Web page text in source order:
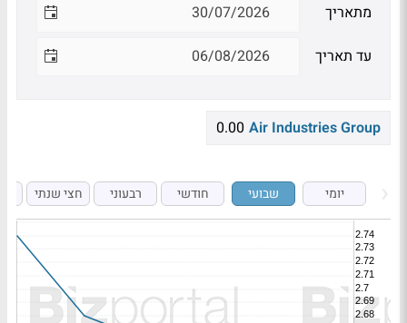
מתאריך
עד תאריך
Air Industries Group
0.00
יומי שבועי חודשי רבעוני חצי שנתי